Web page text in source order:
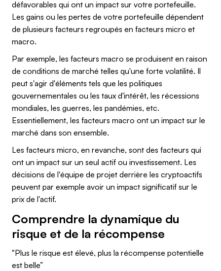
défavorables qui ont un impact sur votre portefeuille.
Les gains ou les pertes de votre portefeuille dépendent
de plusieurs facteurs regroupés en facteurs micro et
macro.
Par exemple, les facteurs macro se produisent en raison
de conditions de marché telles qu'une forte volatilité. Il
peut s'agir d'éléments tels que les politiques
gouvernementales ou les taux d'intérêt, les récessions
mondiales, les guerres, les pandémies, etc.
Essentiellement, les facteurs macro ont un impact sur le
marché dans son ensemble.
Les facteurs micro, en revanche, sont des facteurs qui
ont un impact sur un seul actif ou investissement. Les
décisions de l'équipe de projet derrière les cryptoactifs
peuvent par exemple avoir un impact significatif sur le
prix de l'actif.
Comprendre la dynamique du
risque et de la récompense
"Plus le risque est élevé, plus la récompense potentielle
est belle”